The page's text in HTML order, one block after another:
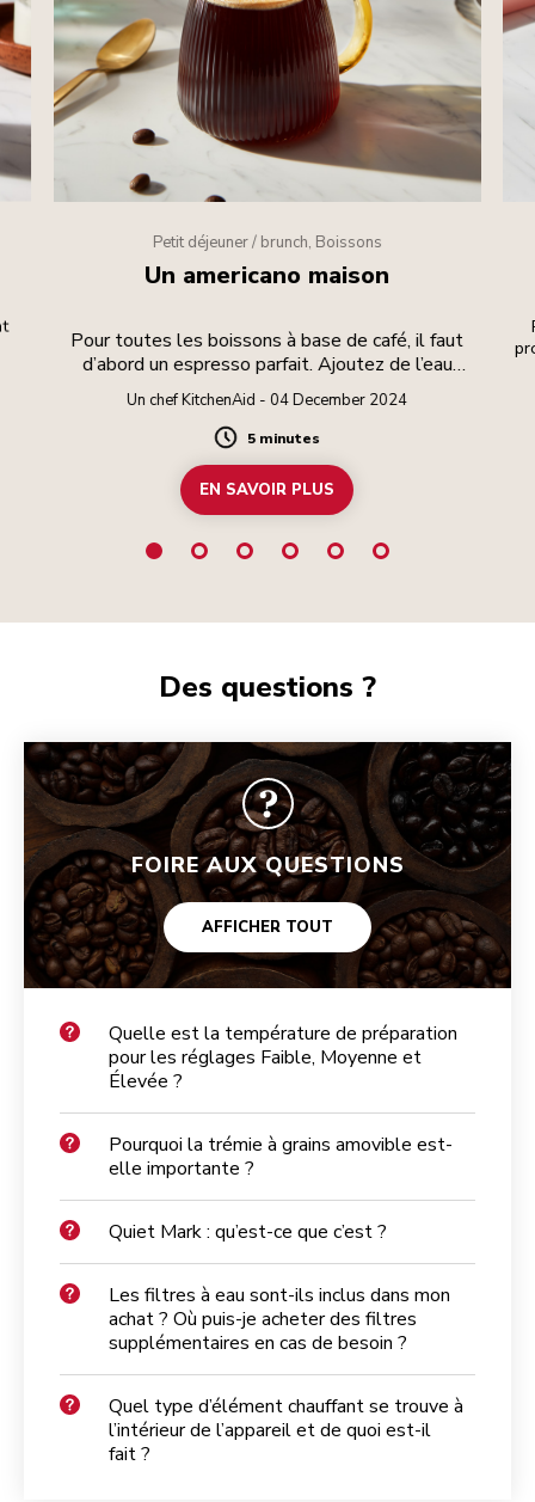
Petit déjeuner / brunch, Boissons
Un americano maison
Pour toutes les boissons à base de café, il faut
d’abord un espresso parfait. Ajoutez de l’eau
chaude pour une boisson allongée.
Un chef KitchenAid - 04 December 2024
Duration
5 minutes
EN SAVOIR PLUS
Des questions ?
FOIRE AUX QUESTIONS
AFFICHER TOUT
Quelle est la température de préparation
pour les réglages Faible, Moyenne et
Élevée ?
Pourquoi la trémie à grains amovible est-
elle importante ?
Quiet Mark : qu’est-ce que c’est ?
Les filtres à eau sont-ils inclus dans mon
achat ? Où puis-je acheter des filtres
supplémentaires en cas de besoin ?
Quel type d’élément chauffant se trouve à
l’intérieur de l’appareil et de quoi est-il
fait ?